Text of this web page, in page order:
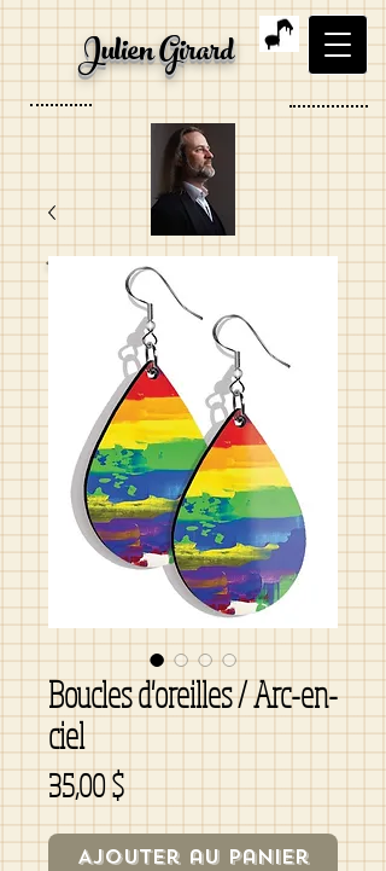
Julien Girard
Ténor, Organiste, Artiste
visuel
Boucles d'oreilles / Arc-en-
ciel
35,00 $Prix
Ajouter au panier